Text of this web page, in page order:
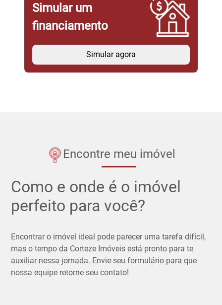
Simular um
financiamento
Simular agora
Encontre meu imóvel
Como e onde é o imóvel
perfeito para você?
Encontrar o imóvel ideal pode parecer uma tarefa difícil,
mas o tempo da Corteze Imóveis está pronto para te
auxiliar nessa jornada. Envie seu formulário para que
nossa equipe retorne seu contato!